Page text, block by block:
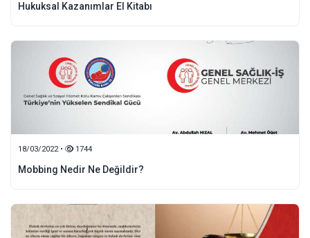
Hukuksal Kazanımlar El Kitabı
18/03/2022 • 1744
Mobbing Nedir Ne Değildir?